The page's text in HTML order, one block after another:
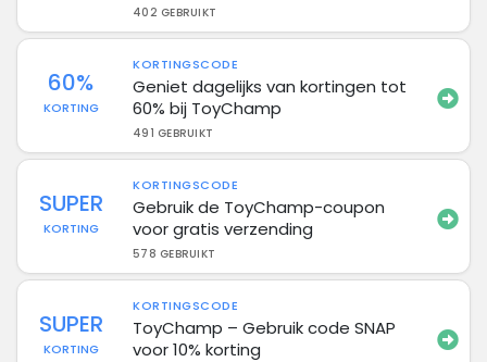
402 GEBRUIKT
60%
KORTING
KORTINGSCODE
Geniet dagelijks van kortingen tot
60% bij ToyChamp
491 GEBRUIKT
SUPER
KORTING
KORTINGSCODE
Gebruik de ToyChamp-coupon
voor gratis verzending
578 GEBRUIKT
SUPER
KORTING
KORTINGSCODE
ToyChamp – Gebruik code SNAP
voor 10% korting